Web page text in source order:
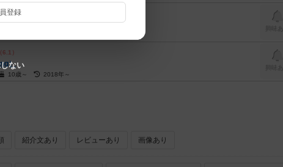
6.2
6.1
）
10歳～ 2018年～
紹介文あり レビューあり 画像あり
登録
ない